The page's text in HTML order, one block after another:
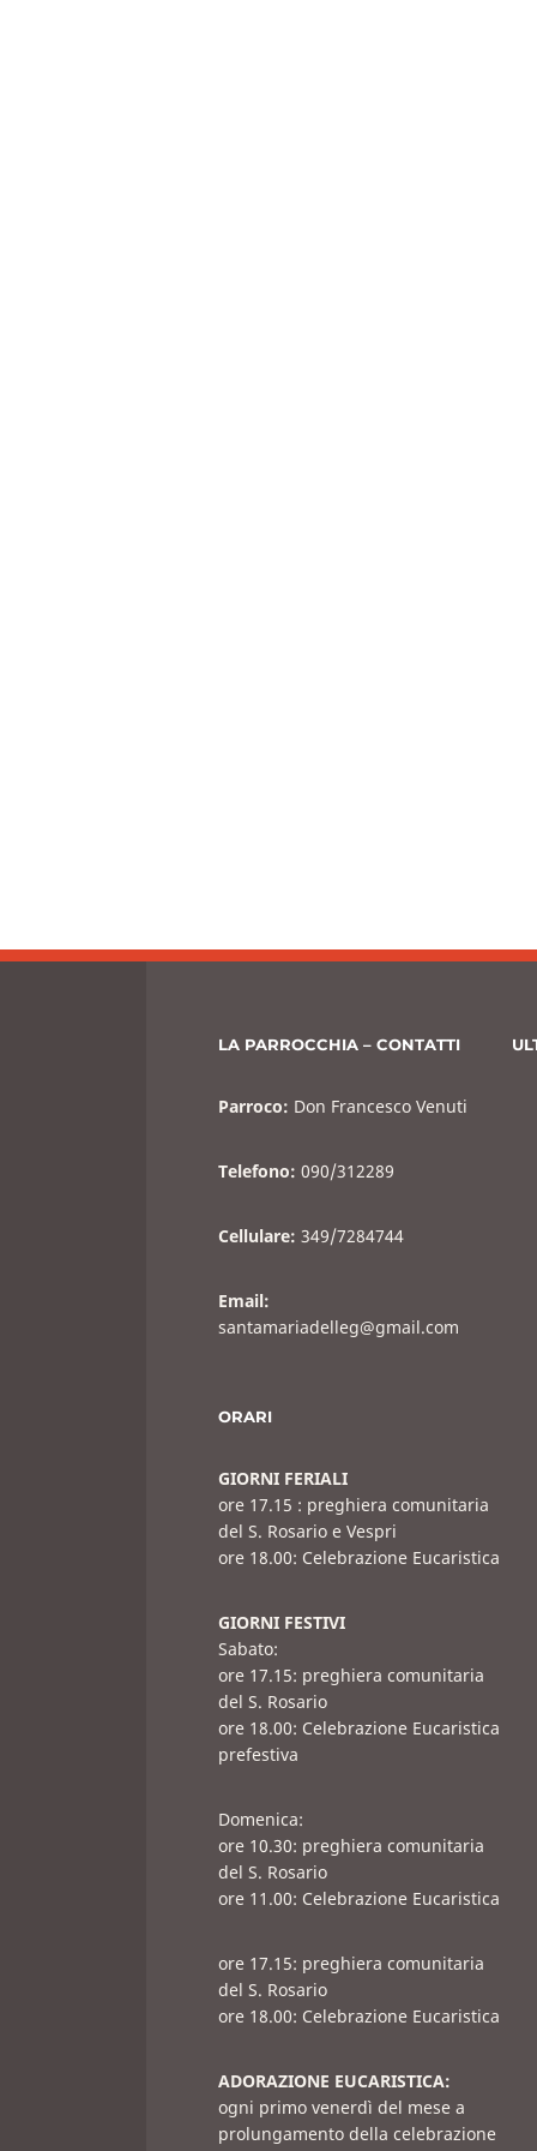
LA PARROCCHIA – CONTATTI
Parroco: Don Francesco Venuti
Telefono: 090/312289
Cellulare: 349/7284744
Email:
santamariadelleg@gmail.com
ORARI
GIORNI FERIALI
ore 17.15 : preghiera comunitaria
del S. Rosario e Vespri
ore 18.00: Celebrazione Eucaristica
GIORNI FESTIVI
Sabato:
ore 17.15: preghiera comunitaria
del S. Rosario
ore 18.00: Celebrazione Eucaristica
prefestiva
Domenica:
ore 10.30: preghiera comunitaria
del S. Rosario
ore 11.00: Celebrazione Eucaristica
ore 17.15: preghiera comunitaria
del S. Rosario
ore 18.00: Celebrazione Eucaristica
ADORAZIONE EUCARISTICA:
ogni primo venerdì del mese a
prolungamento della celebrazione